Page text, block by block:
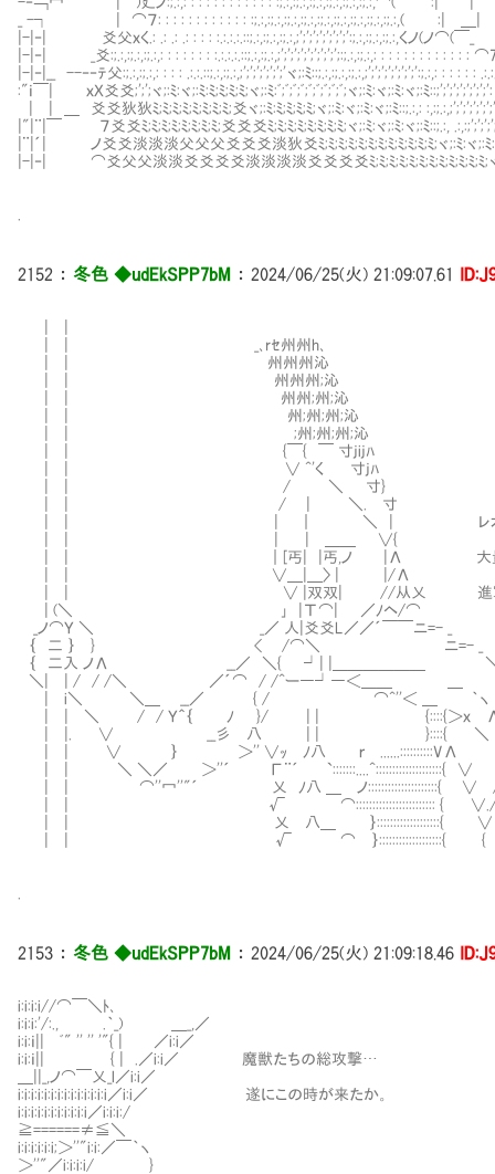
_ -┐ | ⌒７: : : : : : : : : : : :
|-|‐| 爻父ｘく.: .: .: .: : : :
|-|‐| _爻:;.:,:;.:,:;.:,: : : : : : : :.:.:.:.::;.:,:;.:,;';';';';';';';';';:;.:,:;.:,: :
|-|‐|__ --‐‐ﾃ父:;.:,:;.:,: : : : .:.:.::;.:,:;.:,;';';';';';';'ヾ;:ﾐ
:"ｉ￣| ｘＸ爻爻;';';ヾ;:ﾐ:ヾ;:ﾐ:ﾐ;ﾐ;ﾐ;ﾐ;ヾ;:ﾐ:ﾞ;ﾞ;ﾞ;ﾞ;ﾞ;ﾞ;ﾞ;ﾞ;ﾞ;ヾ;:ﾐ:ヾ;:ﾐ:
| | ＿ 爻爻狄狄ﾐ;ﾐ;ﾐ;ﾐ;ﾐ;ﾐ;ﾐ;ﾐ;爻ヾ;:ﾐ:ﾐ;ﾐ;ﾐ;ﾐ;ヾ;:ﾐ:ヾ;:ﾐ:ヾ;:ﾐ::;.:,:
|"|¨|￣ ７爻爻ﾐ;ﾐ;ﾐ;ﾐ;ﾐ;ﾐ;ﾐ;ﾐ;爻爻爻ﾐ;ﾐ;ﾐ;ﾐ;ﾐ;ﾐ;ﾐ;ﾐ;ヾ;:ﾐ:ヾ;:ﾐ:ヾ;:ﾐ
|¨|´| ノ爻爻淡淡淡父父父爻爻爻淡狄爻ﾐ;ﾐ;ﾐ;ﾐ;ﾐ;ﾐ;ﾐ;ﾐ;ﾐ;ﾐ;ﾐ;ﾐ;
|-|‐| ⌒爻父父淡淡爻爻爻爻淡淡淡淡爻爻爻爻ﾐ;ﾐ;ﾐ;ﾐ;ﾐ;ﾐ;ﾐ;ﾐ;
2152 ： 冬色 ◆udEkSPP7bM ： 2024/06/25(火) 21:09:07.61
| | _､rｾ州州h､
| | Ⅶ州州州沁
| | Ⅶ州州州;沁
| | Ⅶ州州;州;沁
| | Ⅶ州;州;州;沁
| | Ⅶ;州;州;州;沁
| | {￣{ ￣ 寸jijﾊ
| | ∨ ^'く 寸jﾊ
| | / ＼ 寸}
| | / | ＼. 寸
| | | ｜ ＼ | レオニダス将軍！
| | | | ＿＿ ∨{
| | ｜[丐| |丐,ノ |Λ 大量の魔獣がこ
| | ∨＿|＿〉 | |/Λ
| | ∨ |双双| //从乂 進軍中との事
| (＼ ｣ |Τ⌒| ／ﾉヘ/⌒
_ノ⌒Ｙ ＼ _／ 人|爻爻L／／´￣￣ニ=- _
｛ 二 ｝ } < /⌒＼ ニ=- _
｛ 二入 ノΛ __／ ＼{ ┘| |＿＿＿＿＿
＼| | / / /＼ ／´⌒ / /^ー―┘―＜＿＿ ＿ ＼
| i＼ ＼＿ __／ { / ⌒^''＜ ＿ ｀ヽ /
| | ＼ / / Ｙ＾｛ ﾉ }/ | | {::::{＞ｘ
| |. ∨ __彡 八 | | }::::{ ＼
| | ∨ ｝ ＞'' ∨ｯ ﾉ八 ｒ
| | ＼ ＼／ ＞''´ Γ¨´
| | ⌒''冖''"´ 乂 ﾉ八 ＿ ノ
| | √ ⌒::::::::::::::::::::::::
| | 乂 八＿ ｝
| | √ ⌒ ｝
2153 ： 冬色 ◆udEkSPP7bM ： 2024/06/25(火) 21:09:18.46
i:i:i:i//⌒￣＼ﾄ､
i:i:i:'/:., .｀_) ＿_,／
i:i:ｉ|| ﾞ" '' '' '"{ | ／i:i／
i:i:ｉ|| { | .／i:i／ 魔獣たちの総攻撃…
＿||_,ノ⌒￣乂_l／i:i／
i:i:i:i:i:i:i:i:i:i:i:i:i:i／i:i／ 遂にこの時が来たか。
i:i:i:i:i:i:i:i:i:i:i／i:i:i:/
≧======≠≦＼
i:i:i:i:i:i;＞''"i:i:／￣｀ヽ
＞''"／i:i:i:i/ }